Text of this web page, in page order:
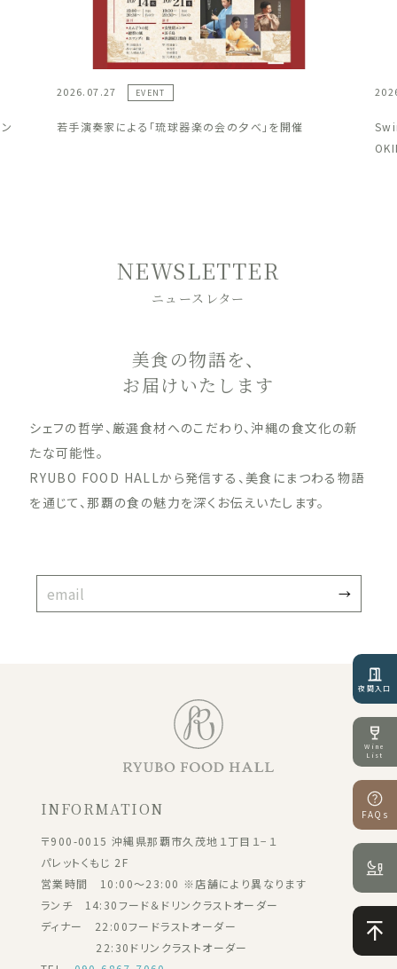
夜間入口
Wine
List
FAQs
2026.07.27 EVENT
若手演奏家による「琉球器楽の会の夕べ」を開催
NEWSLETTER
ニュースレター
美食の物語を、
お届けいたします
シェフの哲学、厳選食材へのこだわり、沖縄の食文化の新
たな可能性。
RYUBO FOOD HALLから発信する、美食にまつわる物語
を通じて、那覇の食の魅力を深くお伝えいたします。
INFORMATION
〒900-0015 沖縄県那覇市久茂地１丁目１−１
パレットくもじ 2F
営業時間 10:00～23:00 ※店舗により異なります
ランチ 14:30フード＆ドリンクラストオーダー
ディナー 22:00フードラストオーダー
22:30ドリンクラストオーダー